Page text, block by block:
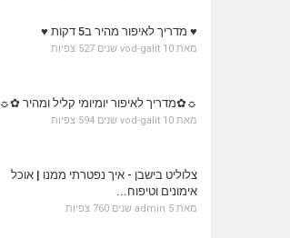
♥ מדריך לאיפור מהיר ב5 דקות ♥
מאת vod-galit 10 שנים 527 צפיות
☼✿מדריך לאיפור יומיומי קליל ומהיר ✿☼
מאת vod-galit 10 שנים 594 צפיות
צלוליט בישבן - איך נפטרתי ממנו | אוכל
אימונים וטיפוח...
מאת admin 5 שנים 760 צפיות